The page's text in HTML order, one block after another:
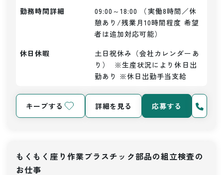
勤務時間詳細
09:00～18:00 （実働8時間／休
憩あり/残業月10時間程度 希望
者は追加対応可能）
休日休暇
土日祝休み（会社カレンダーあ
り）  ※生産状況により休日出
勤あり ※休日出勤手当支給
キープする 詳細を見る 応募する
もくもく座り作業プラスチック部品の組立検査の
お仕事